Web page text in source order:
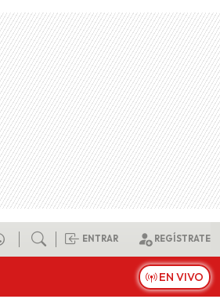
ENTRAR REGÍSTRATE
EN VIVO